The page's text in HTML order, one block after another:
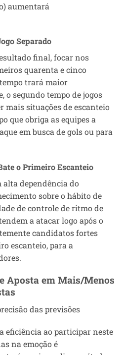
aumentará
Separado
final, focar nos
quarenta e cinco
trará maior
o segundo tempo de jogos
mais situações de escanteio
que obriga as equipes a
em busca de gols ou para
o Primeiro Escanteio
alta dependência do
sobre o hábito de
de controle de ritmo de
a atacar logo após o
candidatos fortes
escanteio, para a
Aposta em Mais/Menos
das previsões
eficiência ao participar neste
na emoção é